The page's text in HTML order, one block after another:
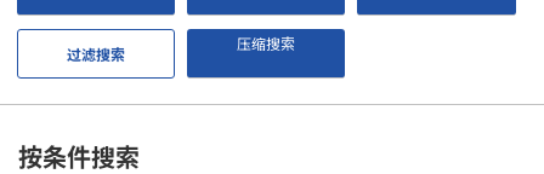
过滤搜索 压缩搜索
按条件搜索